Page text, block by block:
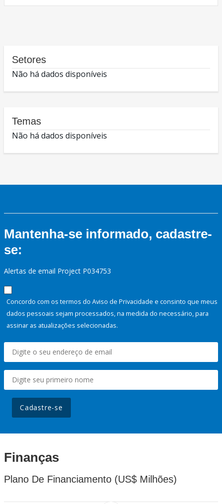
Setores
Não há dados disponíveis
Temas
Não há dados disponíveis
Mantenha-se informado, cadastre-
se:
Alertas de email Project P034753
Concordo com os termos do Aviso de Privacidade e consinto que meus
dados pessoais sejam processados, na medida do necessário, para
assinar as atualizações selecionadas.
Cadastre-se
Finanças
Plano De Financiamento (US$ Milhões)